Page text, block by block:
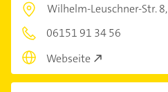
Wilhelm-Leuschner-Str. 8,
06151 91 34 56
Webseite